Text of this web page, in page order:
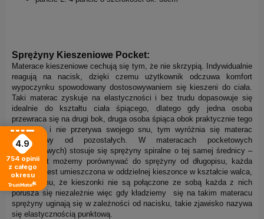
Sprężyny Kieszeniowe Pocket:
Materace kieszeniowe cechują się tym, że nie skrzypią. Indywidualnie
reagują na nacisk, dzięki czemu użytkownik odczuwa komfort
wypoczynku spowodowany dostosowywaniem się kieszeni do ciała.
Taki materac zyskuje na elastyczności i bez trudu dopasowuje się
idealnie do kształtu ciała śpiącego, dlatego gdy jedna osoba
przewraca się na drugi bok, druga osoba śpiąca obok praktycznie tego
nie czuje i nie przerywa swojego snu, tym wyróżnia się materac
kieszeniowy od pozostałych. W materacach pocketowych
(kieszeniowych) stosuje się sprężyny spiralne o tej samej średnicy –
ich kształt możemy porównywać do sprężyny od długopisu, każda
sprężyna jest umieszczona w oddzielnej kieszonce w kształcie walca,
dzięki temu, że kieszonki nie są połączone ze sobą każda z nich
porusza się niezależnie więc gdy kładziemy się na takim materacu
sprężyny uginają się w zależności od nacisku, takie zjawisko nazywa
się elastycznością punktową.
4.9
754 opinii
z całego
okresu